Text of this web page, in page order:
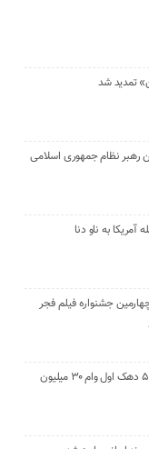
تمدید شد
نظام جمهوری اسلامی
جشنواره فیلم فجر
واریز سود سهام عدالت به زودی/۵ دهک اول وام ۳۰ میلیون